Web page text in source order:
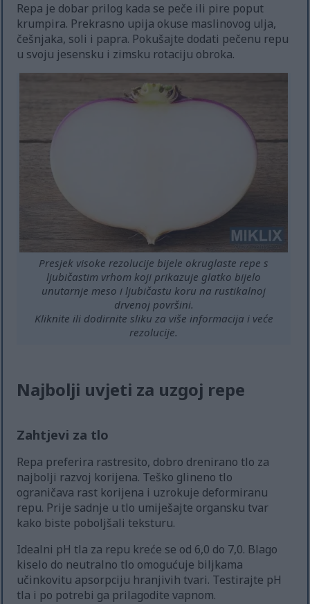
Repa je dobar prilog kada se peče ili pire poput
krumpira. Prekrasno upija okuse maslinovog ulja,
češnjaka, soli i papra. Pokušajte dodati pečenu repu
u svoju jesensku i zimsku rotaciju obroka.
Presjek visoke rezolucije bijele okruglaste repe s
ljubičastim vrhom koji prikazuje glatko bijelo
unutarnje meso i ljubičastu koru na rustikalnoj
drvenoj površini.
Kliknite ili dodirnite sliku za više informacija i veće
rezolucije.
Najbolji uvjeti za uzgoj repe
Zahtjevi za tlo
Repa preferira rastresito, dobro drenirano tlo za
najbolji razvoj korijena. Teško glineno tlo
ograničava rast korijena i uzrokuje deformiranu
repu. Prije sadnje u tlo umiješajte organsku tvar
kako biste poboljšali teksturu.
Idealni pH tla za repu kreće se od 6,0 do 7,0. Blago
kiselo do neutralno tlo omogućuje biljkama
učinkovitu apsorpciju hranjivih tvari. Testirajte pH
tla i po potrebi ga prilagodite vapnom.